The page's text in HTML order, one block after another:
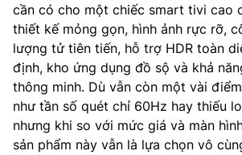
cần có cho một chiếc smart tivi cao
thiết kế mỏng gọn, hình ảnh rực rỡ,
lượng tử tiên tiến, hỗ trợ HDR toàn
định, kho ứng dụng đồ sộ và khả
thông minh. Dù vẫn còn một vài
như tần số quét chỉ 60Hz hay thiếu
nhưng khi so với mức giá và màn
sản phẩm này vẫn là lựa chọn vô